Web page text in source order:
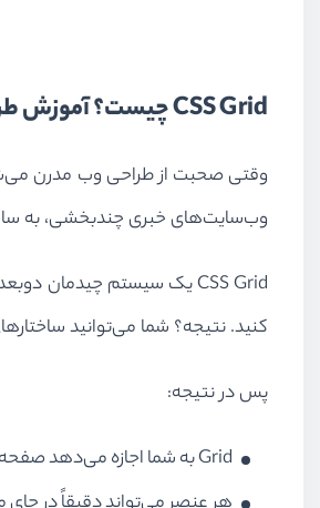
CSS Grid چیست؟ آموزش طراحی وبسایت‌های واکنشگرا
وب‌سایت‌های خبری چندبخشی، به
کنید. نتیجه؟ شما می‌توانید
پس در نتیجه:
Grid به شما اجازه می‌دهد صفحه را به شبکه‌ای از سلول‌ها تقسیم کنید.